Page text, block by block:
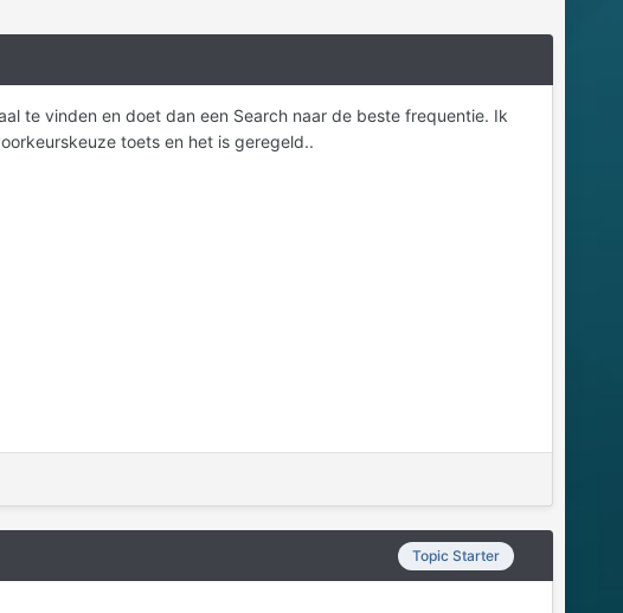
te vinden en doet dan een Search naar de beste frequentie. Ik
toets en het is geregeld..
Topic Starter